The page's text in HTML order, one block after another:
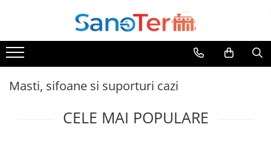
Toate Produsele
Obiecte Sanitare
Lavoare
Lavoare pe blat
Masti, sifoane si suporturi cazi
CELE MAI POPULARE